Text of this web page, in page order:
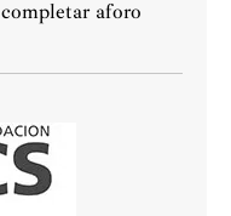
aforo